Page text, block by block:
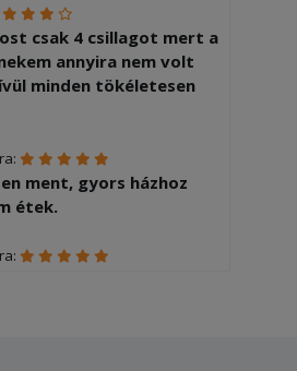
csak 4 csillagot mert a
annyira nem volt
minden tökéletesen
ment, gyors házhoz
étek.